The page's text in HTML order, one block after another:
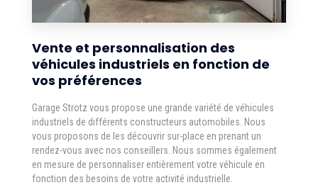
Vente et personnalisation des
véhicules industriels en fonction de
vos préférences
Garage Strotz vous propose une grande variété de véhicules
industriels de différents constructeurs automobiles. Nous
vous proposons de les découvrir sur-place en prenant un
rendez-vous avec nos conseillers. Nous sommes également
en mesure de personnaliser entièrement votre véhicule en
fonction des besoins de votre activité industrielle.